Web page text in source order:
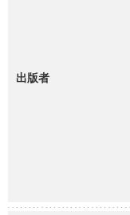
出版者